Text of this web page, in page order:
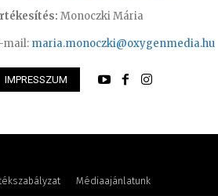
– programozó, technikus
Monoczki Mária
mail: maria.monoczki@oxygenmedia.hu
IMPRESSZUM
Médiaajánlatunk